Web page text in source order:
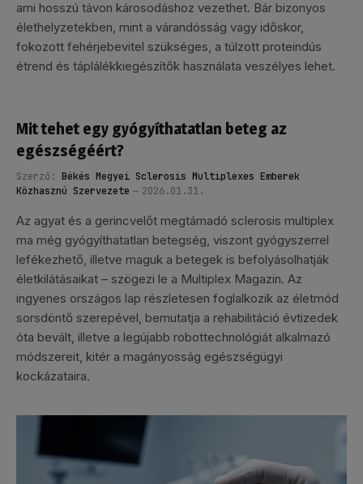
ami hosszú távon károsodáshoz vezethet. Bár bizonyos
élethelyzetekben, mint a várandósság vagy időskor,
fokozott fehérjebevitel szükséges, a túlzott proteindús
étrend és táplálékkiegészítők használata veszélyes lehet.
Mit tehet egy gyógyíthatatlan beteg az
egészségéért?
Szerző: Békés Megyei Sclerosis Multiplexes Emberek
Közhasznú Szervezete
2026.01.31.
Az agyat és a gerincvelőt megtámadó sclerosis multiplex
ma még gyógyíthatatlan betegség, viszont gyógyszerrel
lefékezhető, illetve maguk a betegek is befolyásolhatják
életkilátásaikat – szögezi le a Multiplex Magazin. Az
ingyenes országos lap részletesen foglalkozik az életmód
sorsdöntő szerepével, bemutatja a rehabilitáció évtizedek
óta bevált, illetve a legújabb robottechnológiát alkalmazó
módszereit, kitér a magányosság egészségügyi
kockázataira.